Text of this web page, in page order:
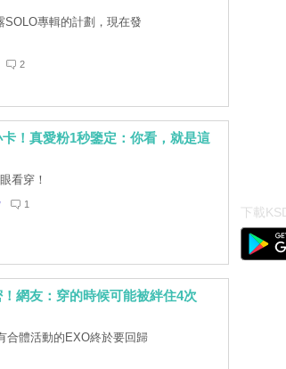
專輯的計劃，現在發
2
！真愛粉1秒鑒定：你看，就是這
看穿！
1
網友：穿的時候可能被絆住4次
合體活動的EXO終於要回歸
下載